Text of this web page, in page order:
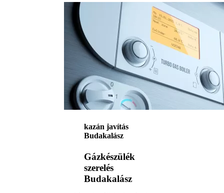
kazán javítás
Budakalász
Gázkészülék
szerelés
Budakalász